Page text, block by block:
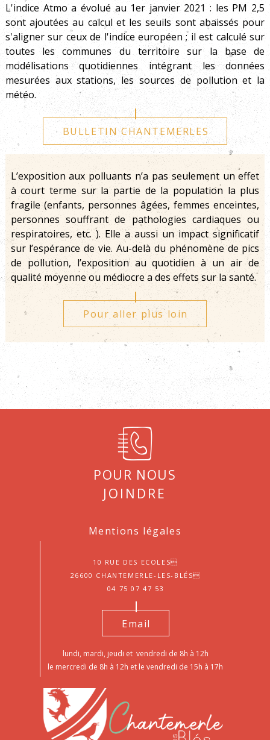
L'indice Atmo a évolué au 1er janvier 2021 : les PM 2,5
sont ajoutées au calcul et les seuils sont abaissés pour
s'aligner sur ceux de l'indice européen ; il est calculé sur
toutes les communes du territoire sur la base de
modélisations quotidiennes intégrant les données
mesurées aux stations, les sources de pollution et la
météo.
BULLETIN CHANTEMERLES
L’exposition aux polluants n’a pas seulement un effet
à court terme sur la partie de la population la plus
fragile (enfants, personnes âgées, femmes enceintes,
personnes souffrant de pathologies cardiaques ou
respiratoires, etc. ). Elle a aussi un impact significatif
sur l’espérance de vie. Au-delà du phénomène de pics
de pollution, l’exposition au quotidien à un air de
qualité moyenne ou médiocre a des effets sur la santé.
Pour aller plus loin
Pour nous
joindre
Mentions légales
10 Rue des Ecoles
26600 Chantemerle-les-Blés
04 75 07 47 53
Email
lundi, mardi, jeudi et vendredi de 8h à 12h
le mercredi de 8h à 12h et le vendredi de 15h à 17h